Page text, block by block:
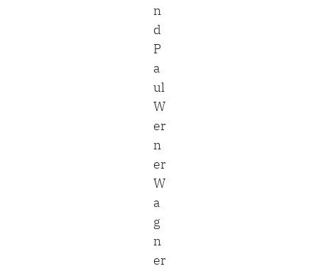
n
d
P
a
ul
W
er
n
er
W
a
g
n
er